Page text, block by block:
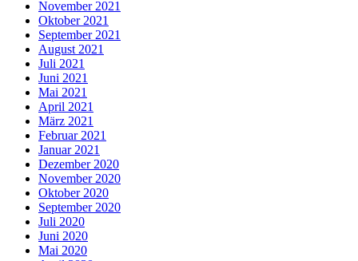
November 2021
Oktober 2021
September 2021
August 2021
Juli 2021
Juni 2021
Mai 2021
April 2021
März 2021
Februar 2021
Januar 2021
Dezember 2020
November 2020
Oktober 2020
September 2020
Juli 2020
Juni 2020
Mai 2020